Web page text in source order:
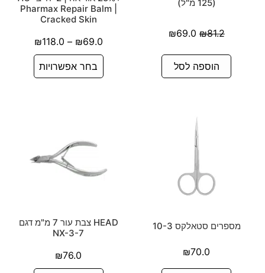
(125 מ"ל)
₪81.2
₪69.0
הוספה לסל
| Pharmax Repair Balm
Cracked Skin
₪69.0
–
₪118.0
בחר אפשרויות
מספרים סטאלקס 10-3
₪70.0
HEAD צבת עור 7 מ"מ דגם
NX-3-7
₪76.0